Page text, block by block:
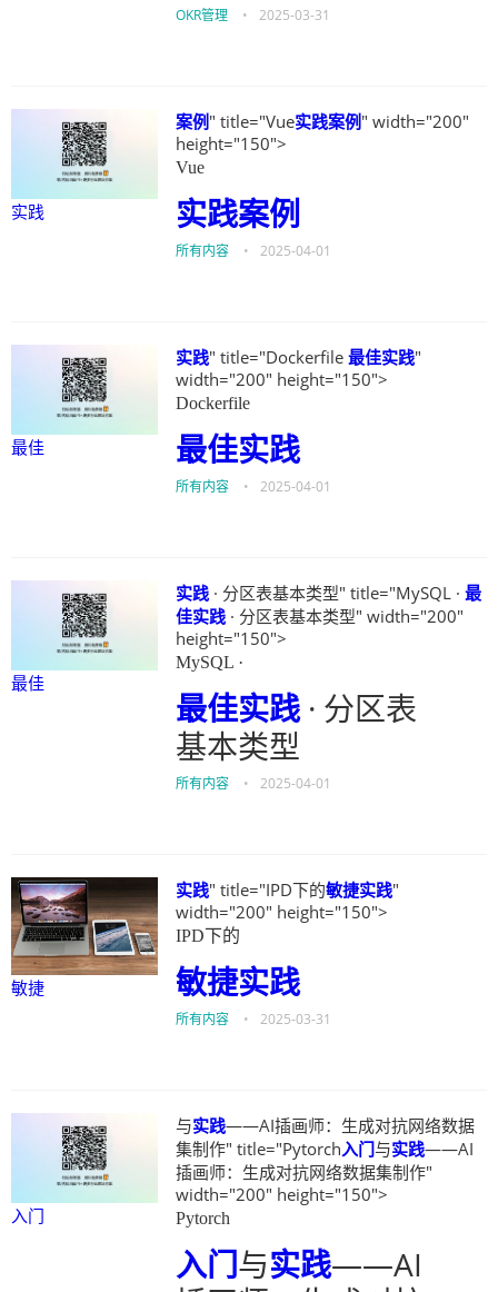
OKR管理 • 2025-03-31
实践
案例 " title="Vue实践案例 " width="200"
height="150">
Vue
实践案例
所有内容 • 2025-04-01
最佳
实践" title="Dockerfile 最佳实践"
width="200" height="150">
Dockerfile
最佳实践
所有内容 • 2025-04-01
最佳
实践 · 分区表基本类型" title="MySQL · 最
佳实践 · 分区表基本类型" width="200"
height="150">
MySQL ·
最佳实践· 分区表
基本类型
所有内容 • 2025-04-01
敏捷
实践" title="IPD下的敏捷实践"
width="200" height="150">
IPD下的
敏捷实践
所有内容 • 2025-03-31
入门
与实践——AI插画师：生成对抗网络数据
集制作" title="Pytorch入门与实践——AI
插画师：生成对抗网络数据集制作"
width="200" height="150">
Pytorch
入门与实践——AI